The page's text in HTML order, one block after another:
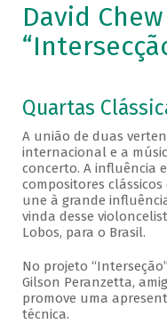
David
Quartas
A união de duas
internacional e a
concerto. A influência
compositores clássicos
une à grande
vinda desse
Lobos, para o Brasil.
No projeto
Gilson Peranzetta,
promove uma
técnica.